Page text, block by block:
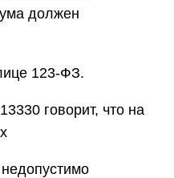
должен
123-ФЗ.
говорит, что на